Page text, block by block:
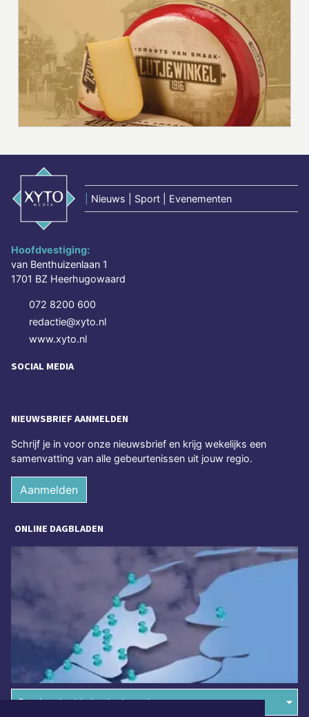
Nieuws | Sport | Evenementen
Hoofdvestiging:
van Benthuizenlaan 1
1701 BZ Heerhugowaard
072 8200 600
redactie@xyto.nl
www.xyto.nl
SOCIAL MEDIA
NIEUWSBRIEF AANMELDEN
Schrijf je in voor onze nieuwsbrief en krijg wekelijks een
samenvatting van alle gebeurtenissen uit jouw regio.
Aanmelden
ONLINE DAGBLADEN
Overige dagbladen in de regio